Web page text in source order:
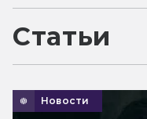
Статьи
Новости